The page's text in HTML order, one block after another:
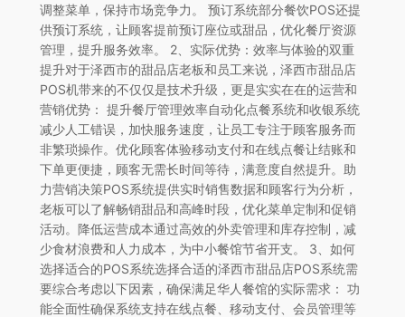
调整菜单，保持市场竞争力。 预订系统部分餐饮POS还提
供预订系统，让顾客提前预订座位或甜品，优化餐厅资源
管理，提升服务效率。 2、实际优势：效率与体验的双重
提升对于泽西市的甜品店老板和员工来说，泽西市甜品店
POS机带来的不仅仅是技术升级，更是实实在在的运营和
营销优势： 提升餐厅管理效率自动化点餐系统和收银系统
减少人工错误，加快服务速度，让员工专注于顾客服务而
非繁琐操作。优化顾客体验移动支付和在线点餐让结账和
下单更便捷，顾客无需长时间等待，满意度自然提升。助
力营销决策POS系统提供实时销售数据和顾客行为分析，
老板可以了解畅销甜品和高峰时段，优化菜单定制和促销
活动。降低运营成本通过高效的外卖管理和库存控制，减
少食材浪费和人力成本，为中小餐馆节省开支。 3、如何
选择适合的POS系统选择合适的泽西市甜品店POS系统需
要综合考虑以下因素，确保满足华人餐馆的实际需求： 功
能全面性确保系统支持在线点餐、移动支付、会员管理等